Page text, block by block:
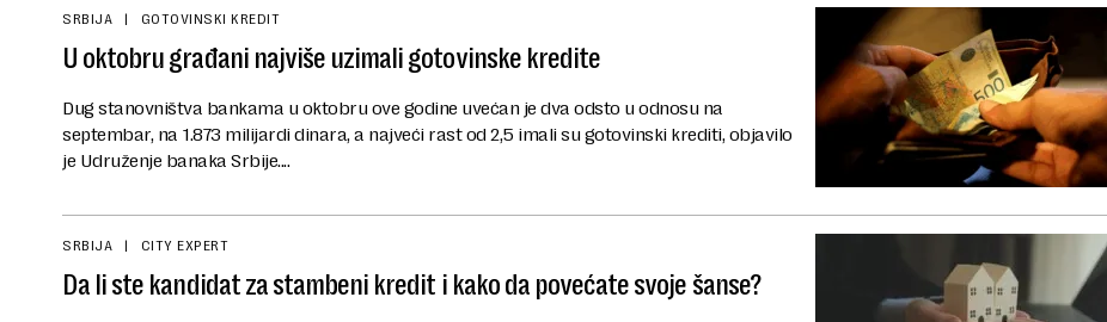
SRBIJA GOTOVINSKI KREDIT
U oktobru građani najviše uzimali gotovinske kredite
Dug stanovništva bankama u oktobru ove godine uvećan je dva odsto u odnosu na
septembar, na 1.873 milijardi dinara, a najveći rast od 2,5 imali su gotovinski krediti, objavilo
je Udruženje banaka Srbije....
SRBIJA CITY EXPERT
Da li ste kandidat za stambeni kredit i kako da povećate svoje šanse?